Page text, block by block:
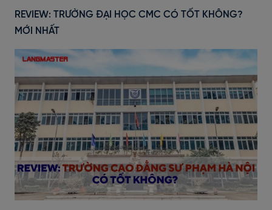
REVIEW: TRƯỜNG ĐẠI HỌC CMC CÓ TỐT KHÔNG?
MỚI NHẤT